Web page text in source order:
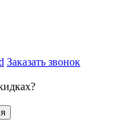
Заказать звонок